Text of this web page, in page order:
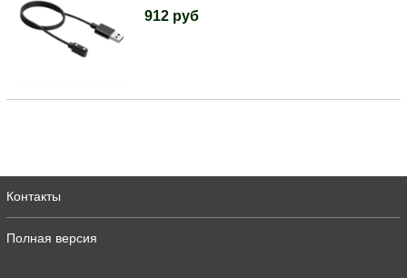
912 руб
Контакты
Полная версия